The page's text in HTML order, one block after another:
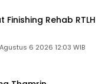
Finishing Rehab RTLH
6 2026 12:03 WIB